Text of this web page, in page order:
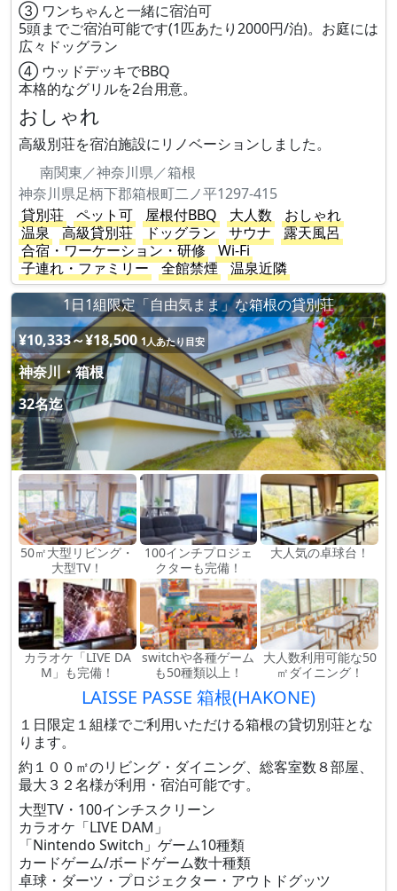
③ ワンちゃんと一緒に宿泊可
5頭までご宿泊可能です(1匹あたり2000円/泊)。お庭には
広々ドッグラン
④ ウッドデッキでBBQ
本格的なグリルを2台用意。
おしゃれ
高級別荘を宿泊施設にリノベーションしました。
南関東／神奈川県／箱根
神奈川県足柄下郡箱根町二ノ平1297-415
貸別荘
ペット可 屋根付BBQ 大人数
おしゃれ
温泉
高級貸別荘 ドッグラン サウナ
露天風呂
合宿・ワーケーション・研修
Wi-Fi
子連れ・ファミリー
全館禁煙
温泉近隣
1日1組限定「自由気まま」な箱根の貸別荘
¥10,333～¥18,500 1人あたり目安
神奈川・箱根
32名迄
50㎡大型リビング・
大型TV！
100インチプロジェ
クターも完備！
大人気の卓球台！
カラオケ「LIVE DA
M」も完備！
switchや各種ゲーム
も50種類以上！
大人数利用可能な50
㎡ダイニング！
LAISSE PASSE 箱根(HAKONE)
１日限定１組様でご利用いただける箱根の貸切別荘とな
ります。
約１００㎡のリビング・ダイニング、総客室数８部屋、
最大３２名様が利用・宿泊可能です。
大型TV・100インチスクリーン
カラオケ「LIVE DAM」
「Nintendo Switch」ゲーム10種類
カードゲーム/ボードゲーム数十種類
卓球・ダーツ・プロジェクター・アウトドグッツ